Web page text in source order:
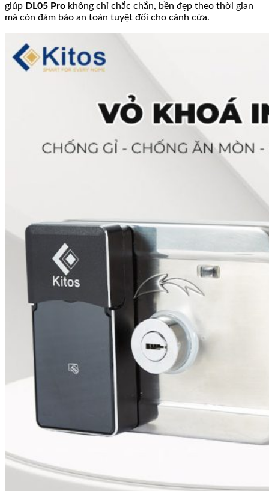
giúp DL05 Pro không chỉ chắc chắn, bền đẹp theo thời gian
mà còn đảm bảo an toàn tuyệt đối cho cánh cửa.